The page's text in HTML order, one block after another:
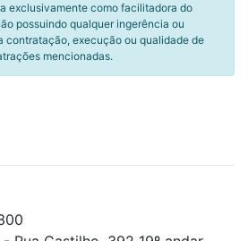
exclusivamente como facilitadora do
possuindo qualquer ingerência ou
contratação, execução ou qualidade de
mencionadas.